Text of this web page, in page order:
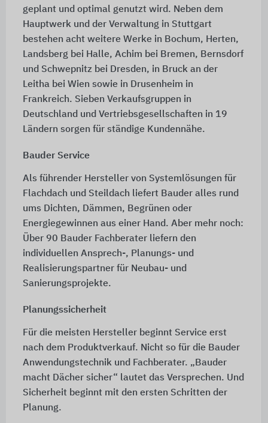
geplant und optimal genutzt wird. Neben dem
Hauptwerk und der Verwaltung in Stuttgart
bestehen acht weitere Werke in Bochum, Herten,
Landsberg bei Halle, Achim bei Bremen, Bernsdorf
und Schwepnitz bei Dresden, in Bruck an der
Leitha bei Wien sowie in Drusenheim in
Frankreich. Sieben Verkaufsgruppen in
Deutschland und Vertriebsgesellschaften in 19
Ländern sorgen für ständige Kundennähe.
Bauder Service
Als führender Hersteller von Systemlösungen für
Flachdach und Steildach liefert Bauder alles rund
ums Dichten, Dämmen, Begrünen oder
Energiegewinnen aus einer Hand. Aber mehr noch:
Über 90 Bauder Fachberater liefern den
individuellen Ansprech-, Planungs- und
Realisierungspartner für Neubau- und
Sanierungsprojekte.
Planungssicherheit
Für die meisten Hersteller beginnt Service erst
nach dem Produktverkauf. Nicht so für die Bauder
Anwendungstechnik und Fachberater. „Bauder
macht Dächer sicher“ lautet das Versprechen. Und
Sicherheit beginnt mit den ersten Schritten der
Planung.